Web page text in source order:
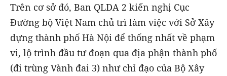
Trên cơ sở đó, Ban QLDA 2 kiến nghị Cục
Đường bộ Việt Nam chủ trì làm việc với Sở Xây
dựng thành phố Hà Nội để thống nhất về phạm
vi, lộ trình đầu tư đoạn qua địa phận thành phố
(đi trùng Vành đai 3) như chỉ đạo của Bộ Xây